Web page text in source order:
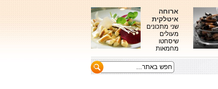
ארוחה
איטלקית
שני מתכונים
מעולים
שיסחטו
מחמאות